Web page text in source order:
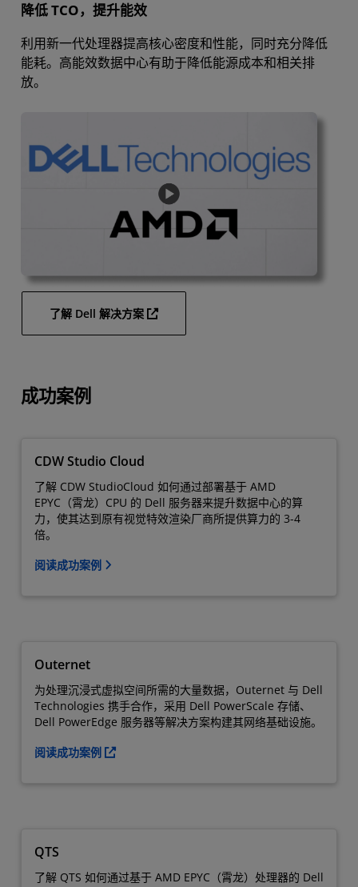
降低 TCO，提升能效
利用新一代处理器提高核心密度和性能，同时充分降低
能耗。高能效数据中心有助于降低能源成本和相关排
放。
了解 Dell 解决方案
成功案例
CDW Studio Cloud
了解 CDW StudioCloud 如何通过部署基于 AMD
EPYC（霄龙）CPU 的 Dell 服务器来提升数据中心的算
力，使其达到原有视觉特效渲染厂商所提供算力的 3-4
倍。
阅读成功案例
Outernet
为处理沉浸式虚拟空间所需的大量数据，Outernet 与 Dell
Technologies 携手合作，采用 Dell PowerScale 存储、
Dell PowerEdge 服务器等解决方案构建其网络基础设施。
阅读成功案例
QTS
了解 QTS 如何通过基于 AMD EPYC（霄龙）处理器的 Dell